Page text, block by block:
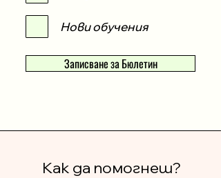
Нови обучения
Записване за Бюлетин
Как да помогнеш?